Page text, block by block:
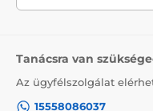
Tanácsra van
Az ügyfélszolgálat
15558086037